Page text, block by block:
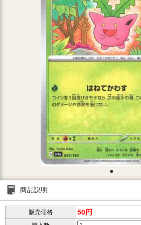
商品説明
販売価格 50円